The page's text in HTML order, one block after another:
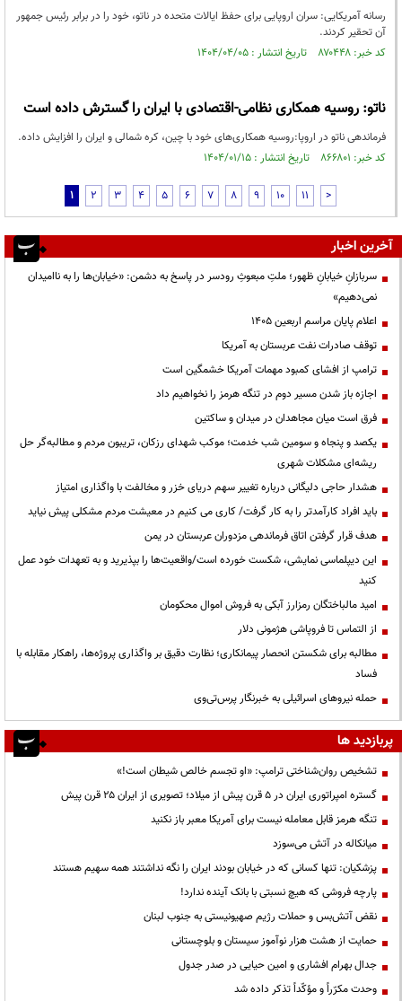
رسانه آمریکایی: سران اروپایی برای حفظ ایالات متحده در ناتو، خود را در برابر رئیس جمهور
آن تحقیر کردند.
کد خبر: ۸۷۰۴۴۸ تاریخ انتشار : ۱۴۰۴/۰۴/۰۵
ناتو: روسیه همکاری نظامی-اقتصادی با ایران را گسترش داده است
فرماندهی ناتو در اروپا:روسیه همکاری‌های خود با چین، کره شمالی و ایران را افزایش داده.
کد خبر: ۸۶۶۸۰۱ تاریخ انتشار : ۱۴۰۴/۰۱/۱۵
1 2 3 4 5 6 7 8 9 10 11 >
آخرین اخبار
سربازانِ خیابانِ ظهور؛ ملتِ مبعوثِ رودسر در پاسخ به دشمن: «خیابان‌ها را به ناامیدان
نمی‌دهیم»
اعلام پایان مراسم اربعین ۱۴۰۵
توقف صادرات نفت عربستان به آمریکا
ترامپ از افشای کمبود مهمات آمریکا خشمگین است
اجازه باز شدن مسیر دوم در تنگه هرمز را نخواهیم داد
فرق است میان مجاهدان در میدان و ساکتین
یکصد و پنجاه و سومین شب خدمت؛ موکب شهدای رزکان، تریبون مردم و مطالبه‌گر حل
ریشه‌ای مشکلات شهری
هشدار حاجی دلیگانی درباره تغییر سهم دریای خزر و مخالفت با واگذاری امتیاز
باید افراد کارآمدتر را به کار گرفت/ کاری می کنیم در معیشت مردم مشکلی پیش نیاید
هدف قرار گرفتن اتاق‌ فرماندهی مزدوران عربستان در یمن
این دیپلماسی نمایشی، شکست خورده است/واقعیت‌ها را بپذیرید و به تعهدات خود عمل
کنید
امید مالباختگان رمزارز آبکی به فروش اموال محکومان
از التماس تا فروپاشی هژمونی دلار
مطالبه برای شکستن انحصار پیمانکاری؛ نظارت دقیق بر واگذاری پروژه‌ها، راهکار مقابله با
فساد
حمله نیروهای اسرائیلی به خبرنگار پرس‌تی‌وی
پربازدید ها
تشخیص روان‌شناختی ترامپ: «او تجسم خالص شیطان است!»
گستره امپراتوری ایران در ۵ قرن پیش از میلاد؛ تصویری از ایران ۲۵ قرن پیش
تنگه هرمز قابل معامله نیست برای آمریکا معبر باز نکنید
میانکاله در آتش می‌سوزد
پزشکیان: تنها کسانی که در خیابان بودند ایران را نگه نداشتند همه سهیم هستند
پارچه فروشی که هیچ نسبتی با بانک آینده ندارد!
نقض آتش‌بس و حملات رژیم صهیونیستی به جنوب لبنان
حمایت از هشت هزار نوآموز سیستان و بلوچستانی
جدال بهرام افشاری و امین حیایی در صدر جدول
وحدت مکرّراً و مؤکّداً تذکر داده شد